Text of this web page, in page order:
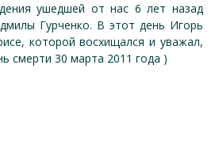
ушедшей от нас 6 лет назад
Гурченко. В этот день Игорь
которой восхищался и уважал,
смерти 30 марта 2011 года )